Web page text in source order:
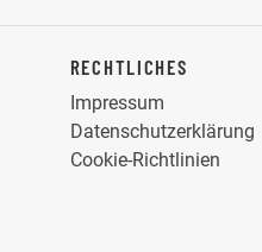
RECHTLICHES
Impressum
Datenschutzerklärung
Cookie-Richtlinien